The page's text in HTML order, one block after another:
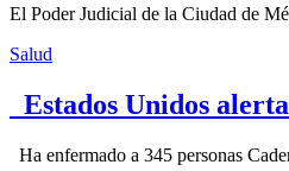
El Poder Judicial de la Ciudad de
Salud
Estados Unidos
Ha enfermado a 345 personas